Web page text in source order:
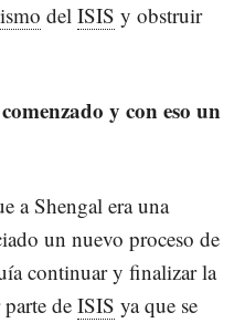
del ISIS y obstruir
y con eso un
a Shengal era una
un nuevo proceso de
continuar y finalizar la
de ISIS ya que se